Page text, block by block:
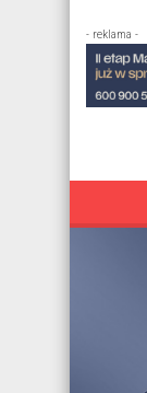
- reklama -